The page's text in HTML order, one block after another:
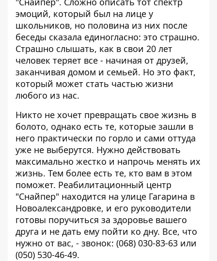
эмоций, который был на лице у
школьников, но половина из них после
беседы сказала единогласно: это страшно.
Страшно слышать, как в свои 20 лет
человек теряет все - начиная от друзей,
заканчивая домом и семьей. Но это факт,
который может стать частью жизни
любого из нас.
Никто не хочет превращать свое жизнь в
болото, однако есть те, которые зашли в
него практически по горло и сами оттуда
уже не выберутся. Нужно действовать
максимально жестко и напрочь менять их
жизнь. Тем более есть те, кто вам в этом
поможет. Реабилитационный центр
"Снайпер" находится на улице Гагарина в
Новоалександровке, и его руководители
готовы поручиться за здоровье вашего
друга и не дать ему пойти ко дну. Все, что
нужно от вас, - звонок: (068) 030-83-63 или
(050) 530-46-49.